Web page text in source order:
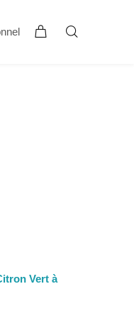
Vert à